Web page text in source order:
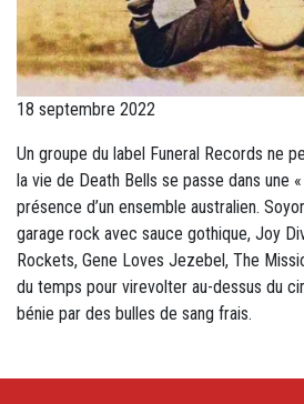
18 septembre 2022
Un groupe du label Funeral Records ne
la vie de Death Bells se passe dans une
présence d’un ensemble australien.
garage rock avec sauce gothique, Joy
Rockets, Gene Loves Jezebel, The
du temps pour virevolter au-dessus du
bénie par des bulles de sang frais.